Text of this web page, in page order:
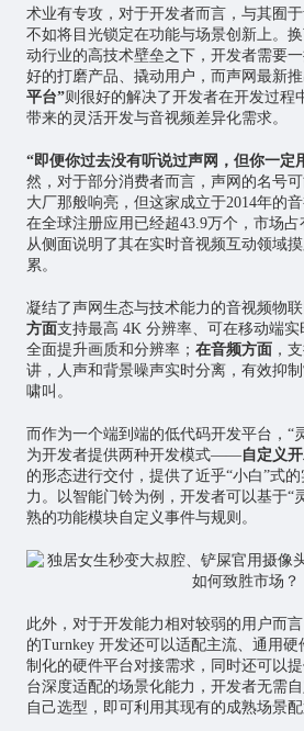
术业有专攻，对于开发者而言，与其囿
不如将目光锁定在功能与场景创新上。
动行业的高技术壁垒之下，开发者需要
好的打磨产品、撬动用户，而声网最新
平台”则很好的解决了开发者在开发过程
带来的灵活开发与音视频差异化需求。
“即便你过去没有听说过声网，但你一定
然，对于部分消费者而言，声网的名号
大厂那般响亮，但这家成立于2014年的
在全球注册应用已经超43.9万个，市场
从侧面说明了其在实时音视频互动领域
累。
凝结了声网生态与技术能力的音视频物
方面支持最高 4K 分辨率、可在移动端实
全面提升画质和分辨率； 在音频方面 ，
讲，人声和背景噪声实时分离，有效抑
啸叫。
而作为一个端到端的低代码开发平台，“
为开发者提供两种开发模式——自定义
的形态进行交付，提供了近乎“小白”式
力。以智能门铃为例，开发者可以基于“
熟的功能模块自定义事件与规则。
此外，对于开发能力相对较弱的用户而
的Turnkey 开发还可以适配主流、通用
制化的硬件平台对接需求，同时还可以
台深度适配的场景化能力，开发者无需
自己选型，即可利用其现有的成熟场景配